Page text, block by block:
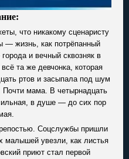
что никакому сценаристу
— жизнь, как потрёпанный
и вечный сквозняк в
та же девчонка, которая
ртов и засыпала под шум
мама. В четырнадцать
в душе — до сих пор
Соцслужбы пришли
малышей увезли, как листья
приют стал первой